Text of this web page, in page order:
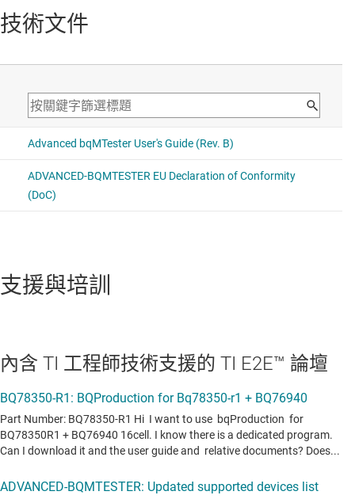
技術文件
支援與培訓
內含 TI 工程師技術支援的 TI E2E™ 論壇